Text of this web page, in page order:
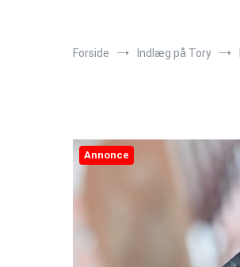
Forside Indlæg på Tory
Annonce